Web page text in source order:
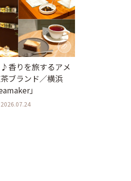
香りを旅するアメ
ブランド／横浜
」
2026.07.24